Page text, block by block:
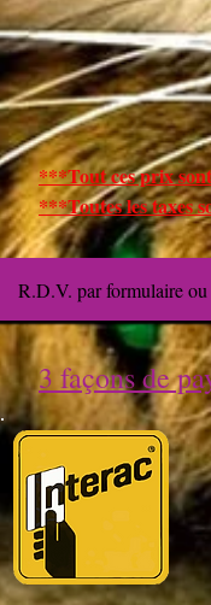
***Tout ces prix
***Toutes les taxes
R.D.V. par formulaire ou
3 façons de